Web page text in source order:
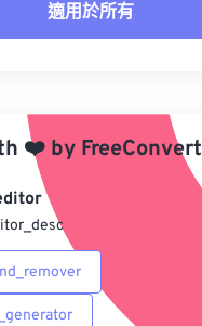
適用於所有
預設
❤️ by FreeConvert